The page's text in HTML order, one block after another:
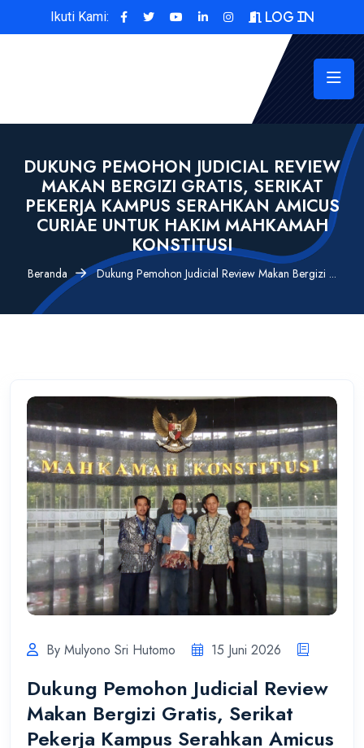
Ikuti Kami: Log In
DUKUNG PEMOHON JUDICIAL REVIEW
MAKAN BERGIZI GRATIS, SERIKAT
PEKERJA KAMPUS SERAHKAN AMICUS
CURIAE UNTUK HAKIM MAHKAMAH
KONSTITUSI
Beranda Dukung Pemohon Judicial Review Makan Bergizi ...
By Mulyono Sri Hutomo 15 Juni 2026
Dukung Pemohon Judicial Review
Makan Bergizi Gratis, Serikat
Pekerja Kampus Serahkan Amicus